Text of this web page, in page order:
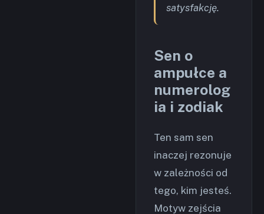
satysfakcję.
Sen o
ampułce a
numerolog
ia i zodiak
Ten sam sen
inaczej rezonuje
w zależności od
tego, kim jesteś.
Motyw zejścia